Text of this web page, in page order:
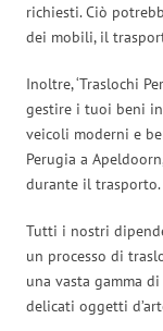
richiesti. Ciò
dei mobili, il
Inoltre, ‘Traslochi
gestire i tuoi beni
veicoli moderni e
Perugia a
durante il trasporto.
Tutti i nostri
un processo di
una vasta gamma
delicati oggetti